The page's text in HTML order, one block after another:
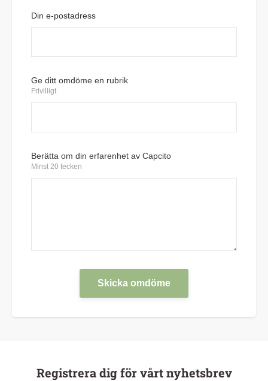
Din e-postadress
Ge ditt omdöme en rubrik
Frivilligt
Berätta om din erfarenhet av Capcito
Minst 20 tecken
Skicka omdöme
Registrera dig för vårt nyhetsbrev